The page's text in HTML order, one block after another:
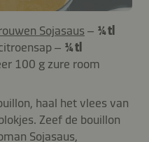
Sojasaus – ¼ tl
– ¼ tl
100 g zure room
haal het vlees van
Zeef de bouillon
Sojasaus,